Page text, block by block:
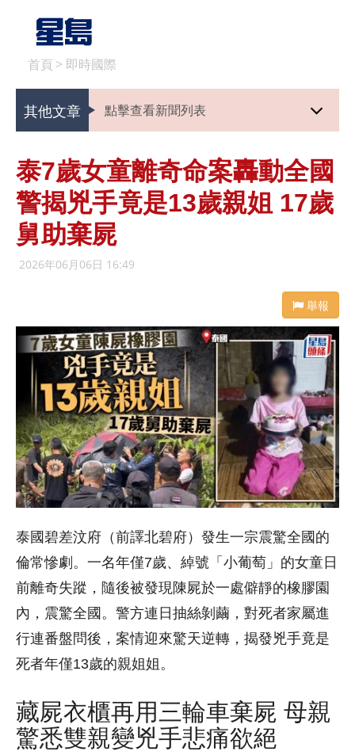
首頁 > 即時國際
其他文章 點擊查看新聞列表
泰7歲女童離奇命案轟動全國
警揭兇手竟是13歲親姐 17歲
舅助棄屍
2026年06月06日 16:49
舉報
泰國碧差汶府（前譯北碧府）發生一宗震驚全國的
倫常慘劇。一名年僅7歲、綽號「小葡萄」的女童日
前離奇失蹤，隨後被發現陳屍於一處僻靜的橡膠園
內，震驚全國。警方連日抽絲剝繭，對死者家屬進
行連番盤問後，案情迎來驚天逆轉，揭發兇手竟是
死者年僅13歲的親姐姐。
藏屍衣櫃再用三輪車棄屍 母親
驚悉雙親變兇手悲痛欲絕